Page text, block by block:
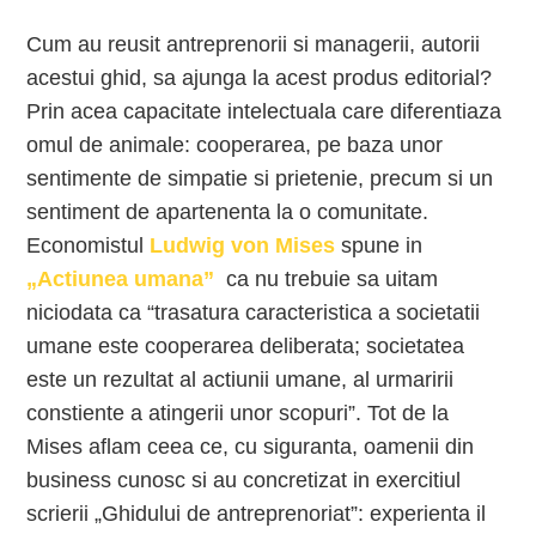
Cum au reusit antreprenorii si managerii, autorii
acestui ghid, sa ajunga la acest produs editorial?
Prin acea capacitate intelectuala care diferentiaza
omul de animale: cooperarea, pe baza unor
sentimente de simpatie si prietenie, precum si un
sentiment de apartenenta la o comunitate.
Economistul Ludwig von Mises spune in
„Actiunea umana” ca nu trebuie sa uitam
niciodata ca “trasatura caracteristica a societatii
umane este cooperarea deliberata; societatea
este un rezultat al actiunii umane, al urmaririi
constiente a atingerii unor scopuri”. Tot de la
Mises aflam ceea ce, cu siguranta, oamenii din
business cunosc si au concretizat in exercitiul
scrierii „Ghidului de antreprenoriat”: experienta il